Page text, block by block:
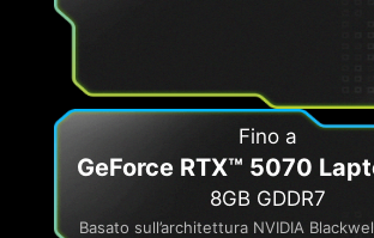
Fino a
GeForce RTX™ 5070
8GB GDDR7
Basato sull’architettura NVIDIA